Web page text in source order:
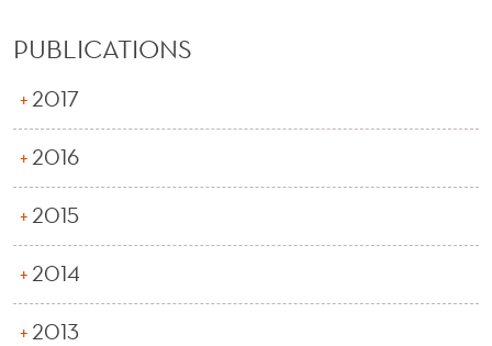
PUBLICATIONS
2017
2016
2015
2014
2013